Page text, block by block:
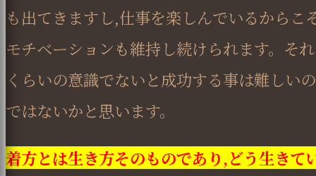
も出てきますし,仕事を楽しんでいるからこ
モチベーションも維持し続けられます。それ
くらいの意識でないと成功する事は難しいの
ではないかと思います。
着方とは生き方そのものであり,どう生きて